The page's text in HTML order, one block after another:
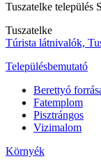
Tuszatelke település
Tuszatelke
Túrista látnivalók,
Településbemutató
Berettyó
Fatemplom
Pisztrángos
Vizimalom
Környék